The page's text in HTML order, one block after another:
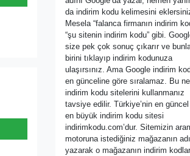
da indirim kodu kelimesini
Mesela “falanca firmanın indirim
“şu sitenin indirim kodu” gibi.
size pek çok sonuç çıkarır ve
birini tıklayıp indirim kodunuza
ulaşırsınız. Ama Google indirim
en günceline göre sıralamaz. Bu
indirim kodu sitelerini kullanmanız
tavsiye edilir. Türkiye’nin en
en büyük indirim kodu sitesi
indirimkodu.com’dur. Sitemizin
motoruna istediğiniz mağazanın
yazarak o mağazanın indirim